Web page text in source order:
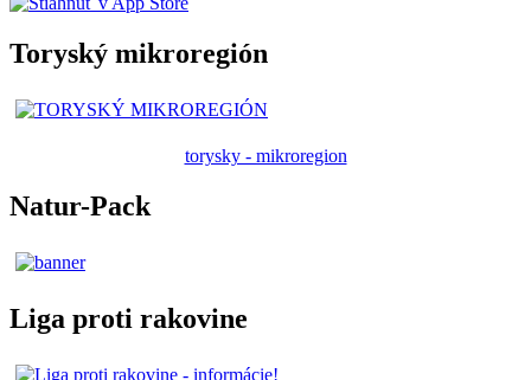
Toryský mikroregión
torysky - mikroregion
Natur-Pack
Liga proti rakovine